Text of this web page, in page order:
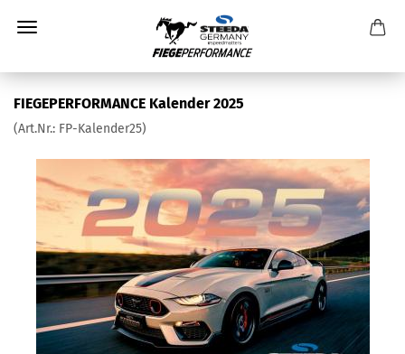
FIEGEPERFORMANCE Kalender 2025
(Art.Nr.: FP-Kalender25)